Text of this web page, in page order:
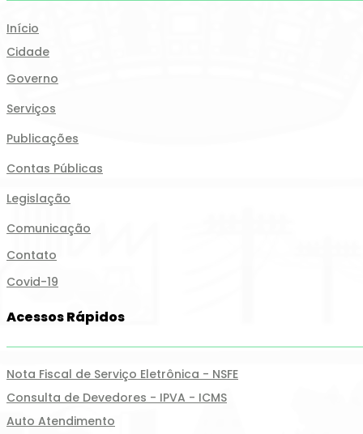
Início
Cidade
Governo
Serviços
Publicações
Contas Públicas
Legislação
Comunicação
Contato
Covid-19
Acessos Rápidos
Nota Fiscal de Serviço Eletrônica - NSFE
Consulta de Devedores - IPVA - ICMS
Auto Atendimento